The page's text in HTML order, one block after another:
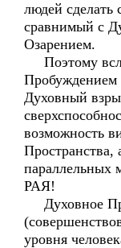
людей сделать
сравнимый с
Озарением.
Поэтому
Пробуждением
Духовный
возможность
Пространства,
параллельных
РАЯ!
Духовное
уровня